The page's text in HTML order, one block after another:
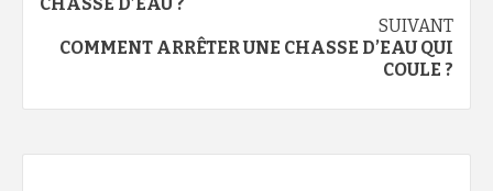
SUIVANT
COMMENT ARRÊTER UNE CHASSE D’EAU QUI
COULE ?